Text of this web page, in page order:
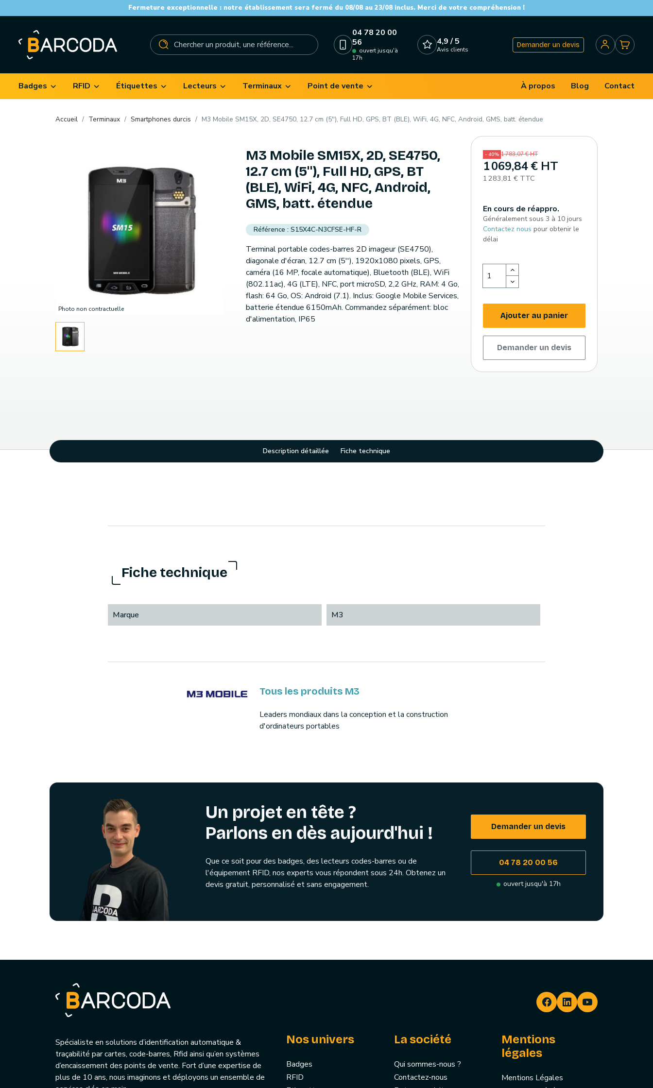
Fermeture exceptionnelle : notre établissement sera fermé du 08/08 au 23/08 inclus. Merci de votre compréhension !
04 78 20 00
56
ouvert jusqu'à
17h
4,9 / 5
Avis clients
Demander un devis
Badges RFID Étiquettes Lecteurs Terminaux Point de vente À propos Blog Contact
Accueil Terminaux Smartphones durcis M3 Mobile SM15X, 2D, SE4750, 12.7 cm (5''), Full HD, GPS, BT (BLE), WiFi, 4G, NFC, Android, GMS, batt. étendue
Photo non contractuelle
M3 Mobile SM15X, 2D, SE4750,
12.7 cm (5''), Full HD, GPS, BT
(BLE), WiFi, 4G, NFC, Android,
GMS, batt. étendue
S15X4C-N3CFSE-HF-R
Terminal portable codes-barres 2D imageur (SE4750),
diagonale d'écran, 12.7 cm (5''), 1920x1080 pixels, GPS,
caméra (16 MP, focale automatique), Bluetooth (BLE), WiFi
(802.11ac), 4G (LTE), NFC, port microSD, 2,2 GHz, RAM: 4 Go,
flash: 64 Go, OS: Android (7.1). Inclus: Google Mobile Services,
batterie étendue 6150mAh. Commandez séparément: bloc
d'alimentation, IP65
- 40% 1 783,07 € HT
1 069,84 € HT
1 283,81 € TTC
En cours de réappro.
Généralement sous 3 à 10 jours
Contactez nous pour obtenir le
délai
Ajouter au panier
Demander un devis
Description détaillée Fiche technique
Fiche technique
Marque M3
Tous les produits M3
Leaders mondiaux dans la conception et la construction
d'ordinateurs portables
Un projet en tête ?
Parlons en dès aujourd'hui !
Que ce soit pour des badges, des lecteurs codes-barres ou de
l'équipement RFID, nos experts vous répondent sous 24h. Obtenez un
devis gratuit, personnalisé et sans engagement.
Demander un devis
04 78 20 00 56
ouvert jusqu'à 17h
Spécialiste en solutions d’identification automatique &
traçabilité par cartes, code-barres, Rfid ainsi qu’en systèmes
d’encaissement des points de vente. Fort d’une expertise de
plus de 10 ans, nous imaginons et déployons un ensemble de
Nos univers
Badges
RFID
La société
Qui sommes-nous ?
Contactez-nous
Mentions
légales
Mentions Légales